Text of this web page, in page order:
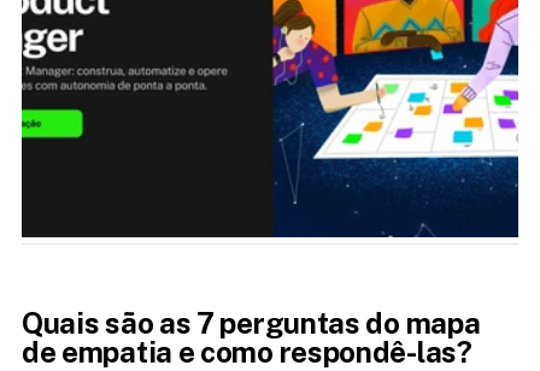
Quais são as 7 perguntas do mapa
de empatia e como respondê-las?